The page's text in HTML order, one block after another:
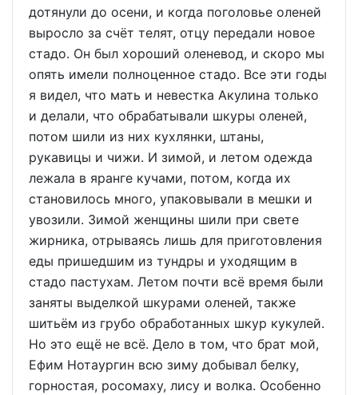
дотянули до осени, и когда поголовье оленей
выросло за счёт телят, отцу передали новое
стадо. Он был хороший оленевод, и скоро мы
опять имели полноценное стадо. Все эти годы
я видел, что мать и невестка Акулина только
и делали, что обрабатывали шкуры оленей,
потом шили из них кухлянки, штаны,
рукавицы и чижи. И зимой, и летом одежда
лежала в яранге кучами, потом, когда их
становилось много, упаковывали в мешки и
увозили. Зимой женщины шили при свете
жирника, отрываясь лишь для приготовления
еды пришедшим из тундры и уходящим в
стадо пастухам. Летом почти всё время были
заняты выделкой шкурами оленей, также
шитьём из грубо обработанных шкур кукулей.
Но это ещё не всё. Дело в том, что брат мой,
Ефим Нотаургин всю зиму добывал белку,
горностая, росомаху, лису и волка. Особенно